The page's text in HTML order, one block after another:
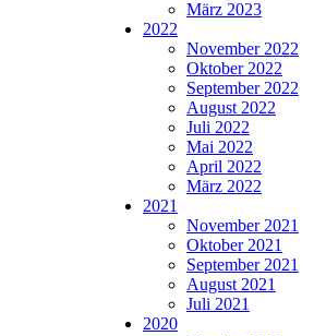
März 2023
2022
November 2022
Oktober 2022
September 2022
August 2022
Juli 2022
Mai 2022
April 2022
März 2022
2021
November 2021
Oktober 2021
September 2021
August 2021
Juli 2021
2020